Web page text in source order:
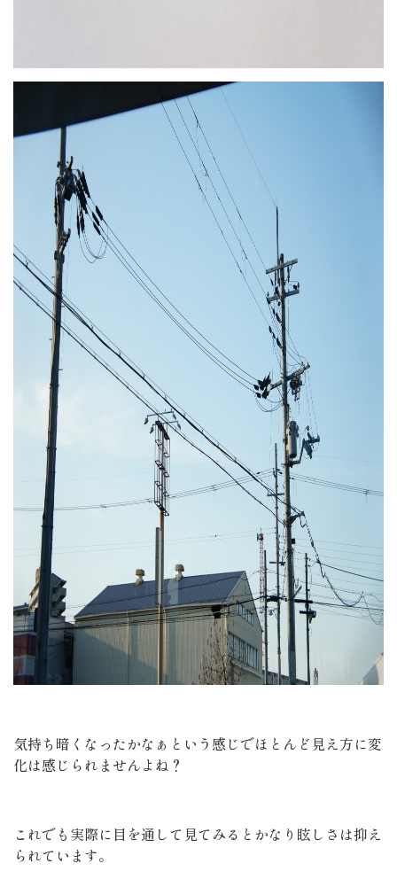
気持ち暗くなったかなぁという感じでほとんど見え方に変
化は感じられませんよね？
これでも実際に目を通して見てみるとかなり眩しさは抑え
られています。